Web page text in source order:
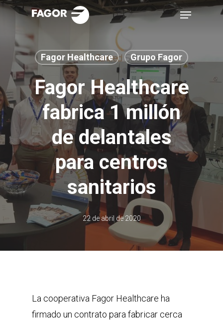
Skip
main
content
Menu
Fagor Healthcare Grupo Fagor
Fagor Healthcare
fabrica 1 millón
de delantales
para centros
sanitarios
22 de abril de 2020
La cooperativa Fagor Healthcare ha
firmado un contrato para fabricar cerca